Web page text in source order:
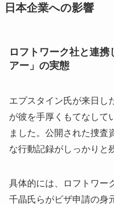
日本企業への影響
ロフトワーク社と連
アー」の実態
エプスタイン氏が来日し
が彼を手厚くもてなして
ました。公開された捜査
な行動記録がしっかりと
具体的には、ロフトワー
千晶氏らがビザ申請の身